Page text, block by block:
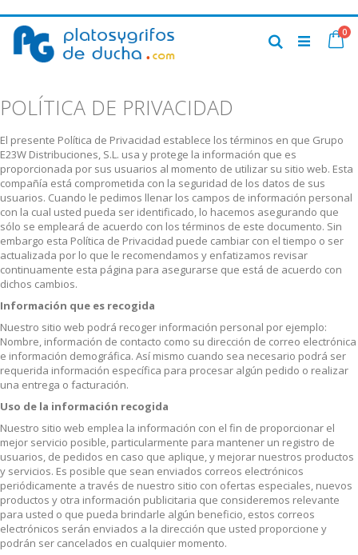
al
contenido
0
Buscar
POLÍTICA DE PRIVACIDAD
El presente Política de Privacidad establece los términos en que Grupo
E23W Distribuciones, S.L. usa y protege la información que es
proporcionada por sus usuarios al momento de utilizar su sitio web. Esta
compañía está comprometida con la seguridad de los datos de sus
usuarios. Cuando le pedimos llenar los campos de información personal
con la cual usted pueda ser identificado, lo hacemos asegurando que
sólo se empleará de acuerdo con los términos de este documento. Sin
embargo esta Política de Privacidad puede cambiar con el tiempo o ser
actualizada por lo que le recomendamos y enfatizamos revisar
continuamente esta página para asegurarse que está de acuerdo con
dichos cambios.
Información que es recogida
Nuestro sitio web podrá recoger información personal por ejemplo:
Nombre, información de contacto como su dirección de correo electrónica
e información demográfica. Así mismo cuando sea necesario podrá ser
requerida información específica para procesar algún pedido o realizar
una entrega o facturación.
Uso de la información recogida
Nuestro sitio web emplea la información con el fin de proporcionar el
mejor servicio posible, particularmente para mantener un registro de
usuarios, de pedidos en caso que aplique, y mejorar nuestros productos
y servicios. Es posible que sean enviados correos electrónicos
periódicamente a través de nuestro sitio con ofertas especiales, nuevos
productos y otra información publicitaria que consideremos relevante
para usted o que pueda brindarle algún beneficio, estos correos
electrónicos serán enviados a la dirección que usted proporcione y
podrán ser cancelados en cualquier momento.